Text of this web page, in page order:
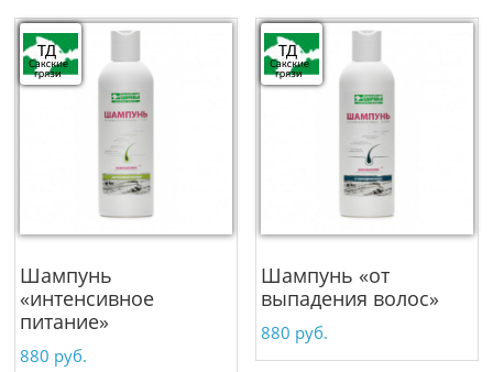
Шампунь
«интенсивное
питание»
880 руб.
Шампунь «от
выпадения волос»
880 руб.